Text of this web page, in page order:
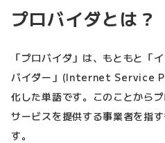
プロバイダとは？
「プロバイダ」は、もともと「
バイダー」(Internet Service
化した単語です。このことから
サービスを提供する事業者を指
す。